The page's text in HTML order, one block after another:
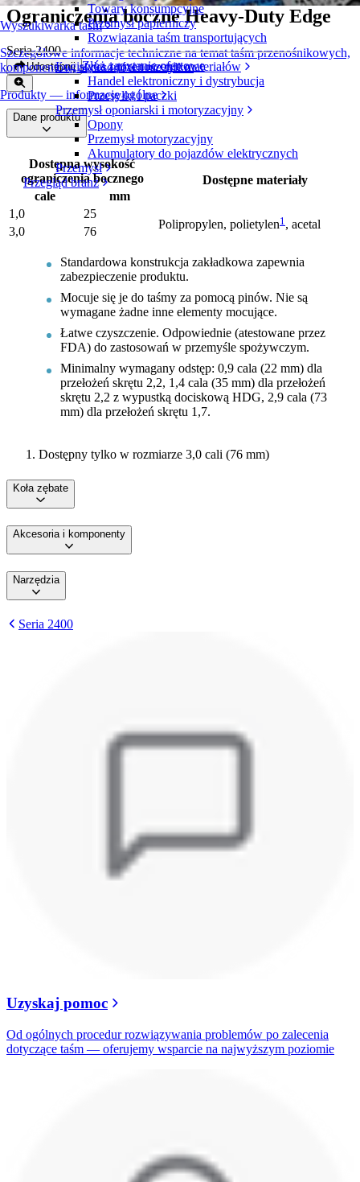
Wyszukiwarka taśm
Szczegółowe informacje techniczne na temat taśm przenośnikowych,
komponentów, akcesoriów i nie tylko
Produkty — informacje ogólne
Towary konsumpcyjne
Przemysł papierniczy
Rozwiązania taśm transportujących
Logistyka i przenoszenie materiałów
Handel elektroniczny i dystrybucja
Przesyłki i paczki
Przemysł oponiarski i motoryzacyjny
Opony
Przemysł motoryzacyjny
Akumulatory do pojazdów elektrycznych
Przemysł
Przegląd branż
Ograniczenia boczne Heavy-Duty Edge
Seria 2400
Udostępnij Złóż zapytanie ofertowe
Dane produktu
Dostępna wysokość
ograniczenia bocznego
Dostępne materiały
cale
mm
1,0
25
Polipropylen, polietylen1 , acetal
3,0 76
Standardowa konstrukcja zakładkowa zapewnia
zabezpieczenie produktu.
Mocuje się je do taśmy za pomocą pinów. Nie są
wymagane żadne inne elementy mocujące.
Łatwe czyszczenie. Odpowiednie (atestowane przez
FDA) do zastosowań w przemyśle spożywczym.
Minimalny wymagany odstęp: 0,9 cala (22 mm) dla
przełożeń skrętu 2,2, 1,4 cala (35 mm) dla przełożeń
skrętu 2,2 z wypustką dociskową HDG, 2,9 cala (73
mm) dla przełożeń skrętu 1,7.
Dostępny tylko w rozmiarze 3,0 cali (76 mm)
Koła zębate
Akcesoria i komponenty
Narzędzia
Seria 2400
Uzyskaj pomoc
Od ogólnych procedur rozwiązywania problemów po zalecenia
dotyczące taśm — oferujemy wsparcie na najwyższym poziomie